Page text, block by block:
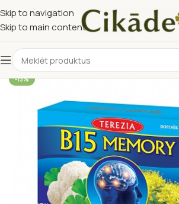
Skip to navigation
Skip to main content
-13%